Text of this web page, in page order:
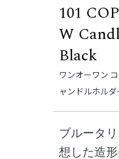
101
W
Black
ワンオーワン
ャンドルホル
ブルータ
想した造